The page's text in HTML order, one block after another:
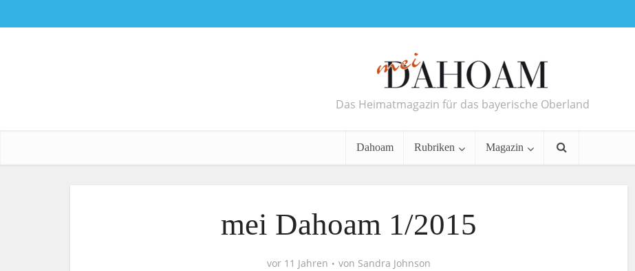
Das Heimatmagazin für das bayerische Oberland
Dahoam Rubriken Magazin
mei Dahoam 1/2015
vor 11 Jahren von Sandra Johnson